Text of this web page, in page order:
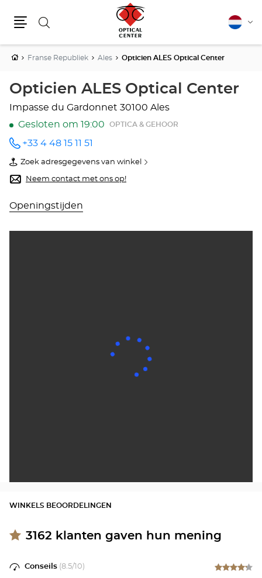
Zoeken
HomeFranse Republiek Ales Opticien ALES Optical Center
Opticien ALES Optical Center
Impasse du Gardonnet 30100 Ales
Gesloten om 19:00
OPTICA & GEHOOR
telefoonnummer
+33 4 48 15 11 51
Zoek adresgegevens van winkel
van
Opticien
ALES
Center
Neem contact met ons op!
Openingstijden
WINKELS BEOORDELINGEN
3162 klanten gaven hun mening
Conseils (8.5/10)